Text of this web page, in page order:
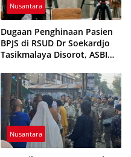
Nusantara
Dugaan Penghinaan Pasien
BPJS di RSUD Dr Soekardjo
Tasikmalaya Disorot, ASBI
Etika Pelayanan
Nusantara